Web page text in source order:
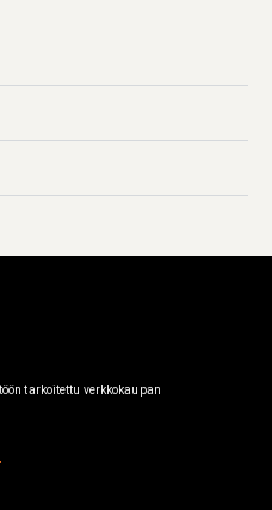
tarkoitettu verkkokaupan